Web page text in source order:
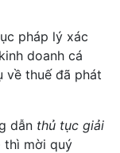
pháp lý xác
doanh cá
về thuế đã phát
dẫn thủ tục giải
thì mời quý